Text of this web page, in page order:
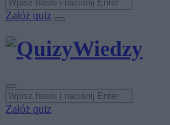
Załóż quiz
Załóż quiz